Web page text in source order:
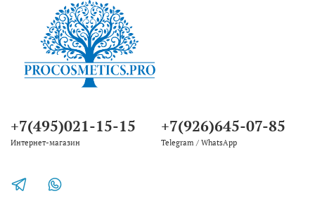
+7(495)021-15-15
Интернет-магазин
+7(926)645-07-85
Telegram / WhatsApp